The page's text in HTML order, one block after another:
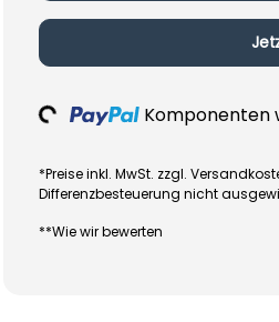
Loading... Komponenten
*Preise inkl. MwSt. zzgl.
Differenzbesteuerung nicht
**Wie wir bewerten